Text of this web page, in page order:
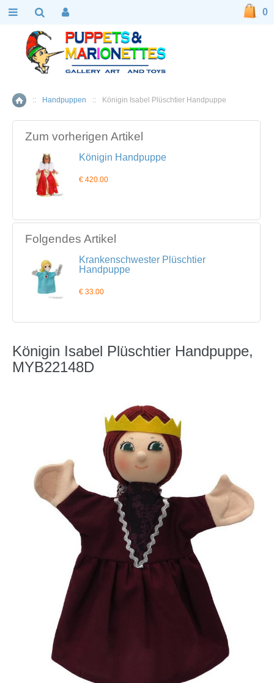
Home
:: Handpuppen :: Königin Isabel Plüschtier Handpuppe
Zum vorherigen Artikel
Königin Handpuppe
€ 420.00
Folgendes Artikel
Krankenschwester Plüschtier
Handpuppe
€ 33.00
Königin Isabel Plüschtier Handpuppe,
MYB22148D
0